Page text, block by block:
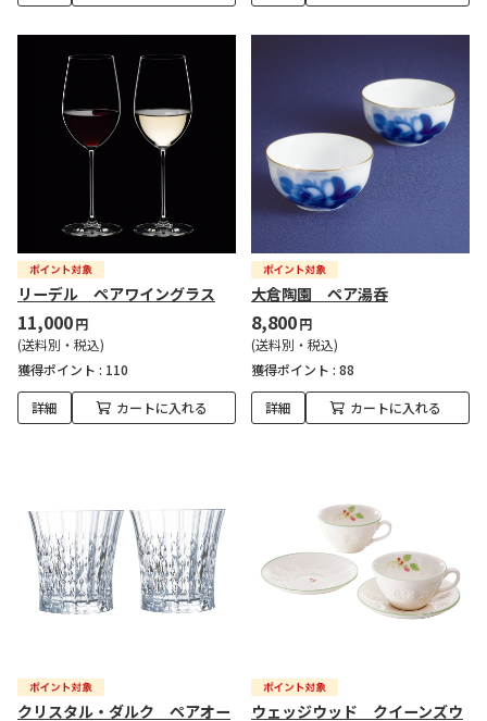
リーデル ペアワイングラス
11,000円
(送料別・税込)
獲得ポイント : 110
詳細 カートに入れる
大倉陶園 ペア湯呑
8,800円
(送料別・税込)
獲得ポイント : 88
詳細 カートに入れる
クリスタル・ダルク ペアオー
ウェッジウッド クイーンズウ